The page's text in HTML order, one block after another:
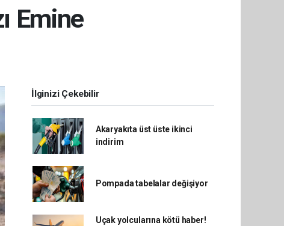
Emine
İlginizi Çekebilir
Akaryakıta üst üste ikinci
indirim
Pompada tabelalar değişiyor
Uçak yolcularına kötü haber!